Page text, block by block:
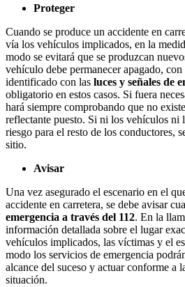
Proteger
Cuando se produce un accidente en
vía los vehículos implicados, en la
modo se evitará que se produzcan
vehículo debe permanecer apagado,
identificado con las luces y señales de
obligatorio en estos casos. Si fuera
hará siempre comprobando que no
reflectante puesto. Si ni los vehículos ni
riesgo para el resto de los conductores,
sitio.
Avisar
Una vez asegurado el escenario en el
accidente en carretera, se debe avisar
emergencia a través del 112. En la
información detallada sobre el lugar
vehículos implicados, las víctimas y el
modo los servicios de emergencia
alcance del suceso y actuar conforme a
situación.